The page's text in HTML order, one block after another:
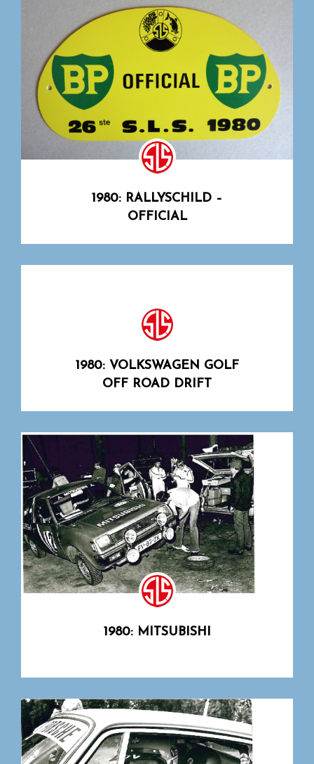
1980: RALLYSCHILD –
OFFICIAL
1980: VOLKSWAGEN GOLF
OFF ROAD DRIFT
1980: MITSUBISHI